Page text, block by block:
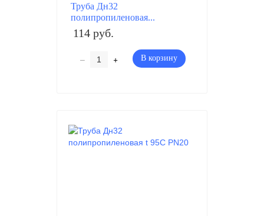
Труба Дн32
полипропиленовая...
114 руб.
– + В корзину